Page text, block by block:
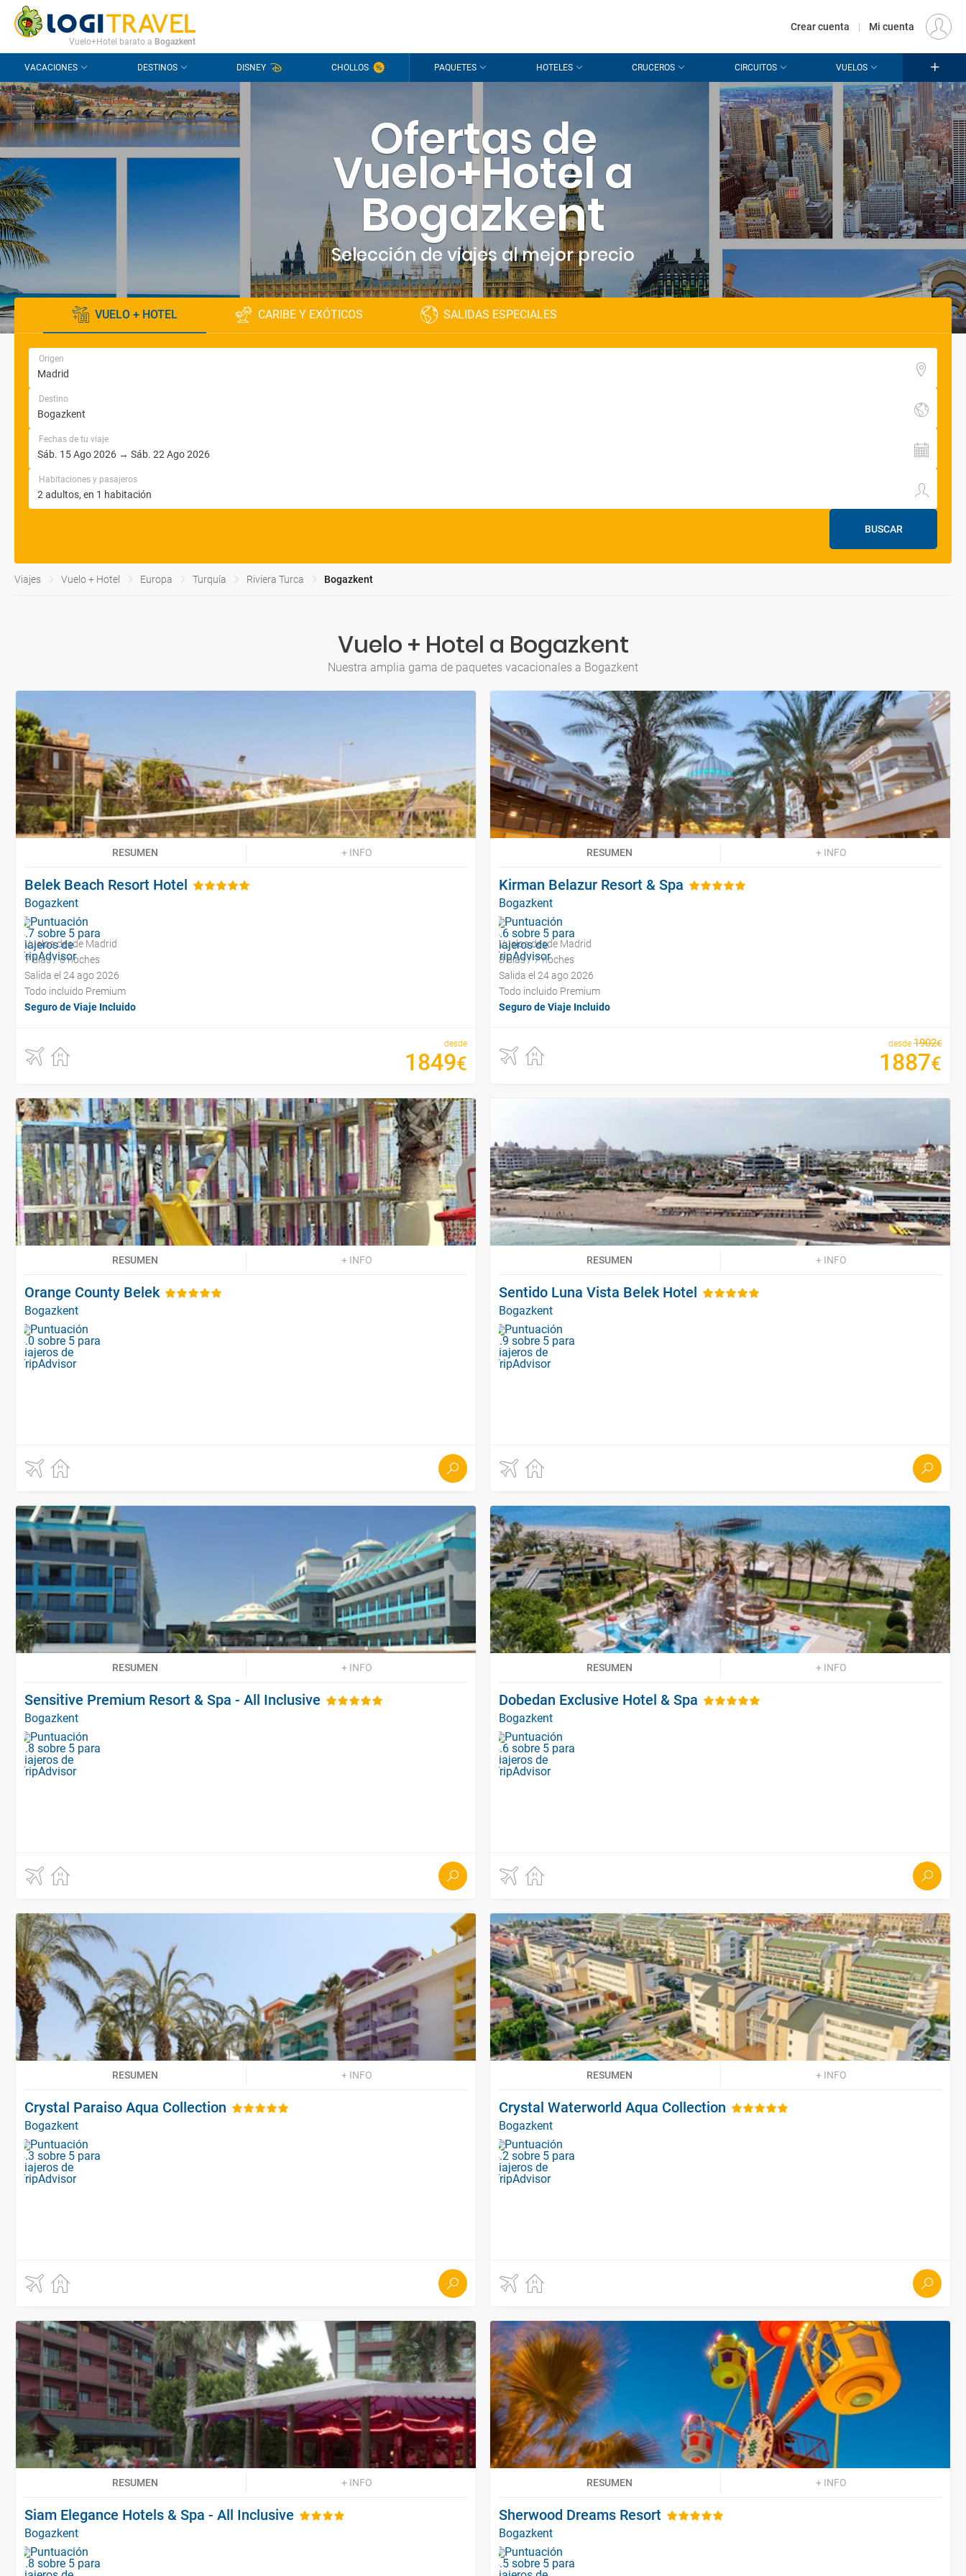
CONTACTO PREGUNTAS FRECUENTES EUR
Vuelo+Hotel barato a Bogazkent
Crear cuenta | Mi cuenta
VACACIONES DESTINOS DISNEY CHOLLOS PAQUETES HOTELES CRUCEROS CIRCUITOS VUELOS
Ofertas de
Vuelo+Hotel a
Bogazkent
Selección de viajes al mejor precio
VUELO + HOTEL CARIBE Y EXÓTICOS SALIDAS ESPECIALES
Origen
Destino
Fechas de tu viaje
Habitaciones y pasajeros
BUSCAR
Viajes Vuelo + Hotel Europa Turquía Riviera Turca Bogazkent
Vuelo + Hotel a Bogazkent
Nuestra amplia gama de paquetes vacacionales a Bogazkent
RESUMEN + INFO
Belek Beach Resort Hotel
Bogazkent
Vuelos desde Madrid
7 días / 6 noches
Salida el 24 ago 2026
Todo incluido Premium
Seguro de Viaje Incluido
desde
1849€
RESUMEN + INFO
Kirman Belazur Resort & Spa
Bogazkent
Vuelos desde Madrid
8 días / 7 noches
Salida el 24 ago 2026
Todo incluido Premium
Seguro de Viaje Incluido
desde 1902€
1887€
RESUMEN + INFO
Orange County Belek
Bogazkent
RESUMEN + INFO
Sentido Luna Vista Belek Hotel
Bogazkent
RESUMEN + INFO
Sensitive Premium Resort & Spa - All Inclusive
Bogazkent
RESUMEN + INFO
Dobedan Exclusive Hotel & Spa
Bogazkent
RESUMEN + INFO
Crystal Paraiso Aqua Collection
Bogazkent
RESUMEN + INFO
Crystal Waterworld Aqua Collection
Bogazkent
RESUMEN + INFO
Siam Elegance Hotels & Spa - All Inclusive
Bogazkent
RESUMEN + INFO
Sherwood Dreams Resort
Bogazkent